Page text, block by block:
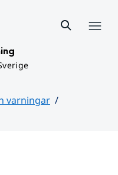
varningar